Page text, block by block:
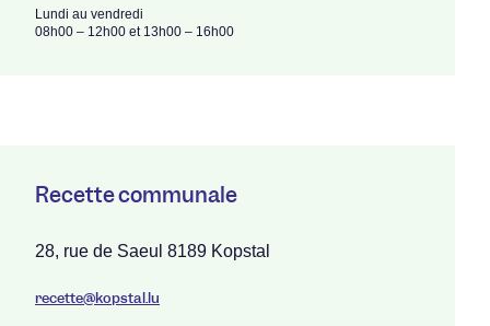
Lundi au vendredi
08h00 – 12h00 et 13h00 – 16h00
Recette communale
28, rue de Saeul 8189 Kopstal
recette@kopstal.lu